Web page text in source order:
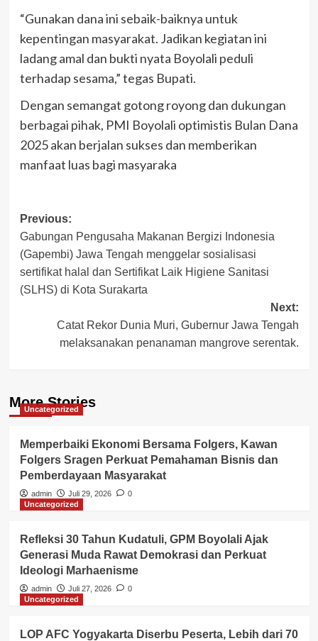
“Gunakan dana ini sebaik-baiknya untuk
kepentingan masyarakat. Jadikan kegiatan ini
ladang amal dan bukti nyata Boyolali peduli
terhadap sesama,” tegas Bupati.
Dengan semangat gotong royong dan dukungan
berbagai pihak, PMI Boyolali optimistis Bulan Dana
2025 akan berjalan sukses dan memberikan
manfaat luas bagi masyaraka
Post
navigation
Previous:
Gabungan Pengusaha Makanan Bergizi Indonesia
(Gapembi) Jawa Tengah menggelar sosialisasi
sertifikat halal dan Sertifikat Laik Higiene Sanitasi
(SLHS) di Kota Surakarta
Next:
Catat Rekor Dunia Muri, Gubernur Jawa Tengah
melaksanakan penanaman mangrove serentak.
More Stories
Uncategorized
Memperbaiki Ekonomi Bersama Folgers, Kawan
Folgers Sragen Perkuat Pemahaman Bisnis dan
Pemberdayaan Masyarakat
admin Juli 29, 2026
0
Uncategorized
Refleksi 30 Tahun Kudatuli, GPM Boyolali Ajak
Generasi Muda Rawat Demokrasi dan Perkuat
Ideologi Marhaenisme
admin Juli 27, 2026
0
Uncategorized
LOP AFC Yogyakarta Diserbu Peserta, Lebih dari 70